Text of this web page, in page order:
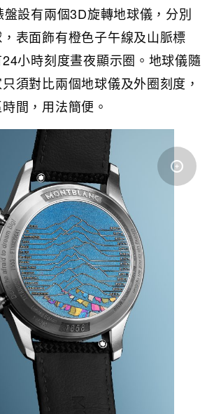
設有兩個3D旋轉地球儀，分別
表面飾有橙色子午線及山脈標
小時刻度晝夜顯示圈。地球儀隨
須對比兩個地球儀及外圈刻度，
間，用法簡便。